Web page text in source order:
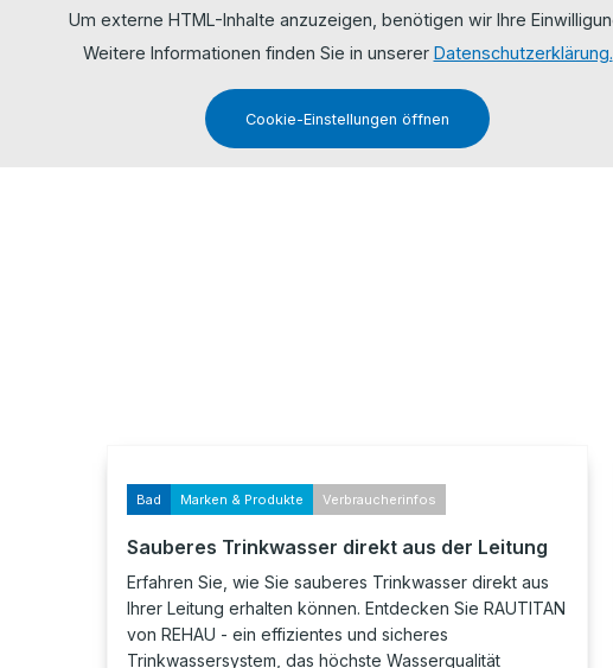
Um externe HTML-Inhalte anzuzeigen, benötigen wir Ihre
Weitere Informationen finden Sie in unserer Datenschutzerklärung.
Cookie-Einstellungen öffnen
Bad Marken & Produkte Verbraucherinfos
Sauberes Trinkwasser direkt aus der Leitung
Erfahren Sie, wie Sie sauberes Trinkwasser direkt aus
Ihrer Leitung erhalten können. Entdecken Sie RAUTITAN
von REHAU - ein effizientes und sicheres
Trinkwassersystem, das höchste Wasserqualität